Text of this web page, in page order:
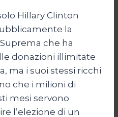
Hillary Clinton
la
che ha
donazioni illimitate
ma i suoi stessi ricchi
che i milioni di
mesi servono
l’elezione di un